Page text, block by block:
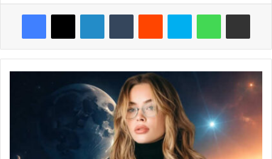
Facebook
X LinkedInTumblr Reddit Skype WhatsAppE-Posta ile
Ay–